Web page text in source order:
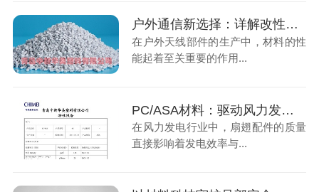
户外通信新选择：详解改性ASA材料在天线制造中的应用优势
在户外天线部件的生产中，材料的性
能起着至关重要的作用...
PC/ASA材料：驱动风力发电效能的轻量化新材料
在风力发电行业中，扇翅配件的质量
直接影响着发电效率与...